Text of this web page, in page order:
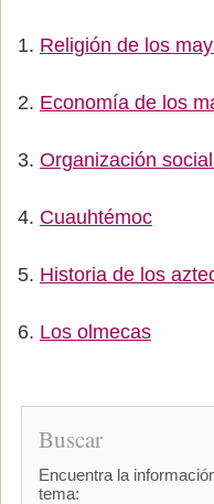
Religión de los
Economía de los
Organización
Cuauhtémoc
Historia de los
Los olmecas
Buscar
Encuentra la
tema: